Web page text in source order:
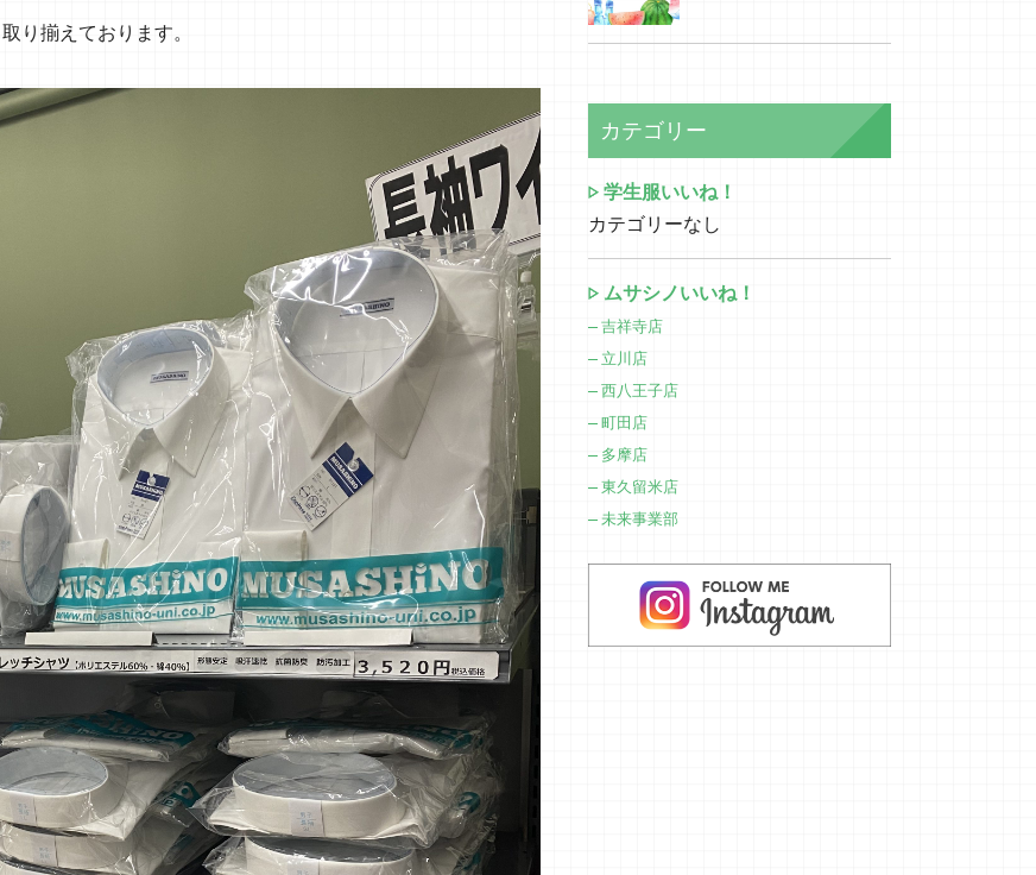
り揃えております。
カテゴリー
学生服いいね！
カテゴリーなし
ムサシノいいね！
吉祥寺店
立川店
西八王子店
町田店
多摩店
東久留米店
未来事業部